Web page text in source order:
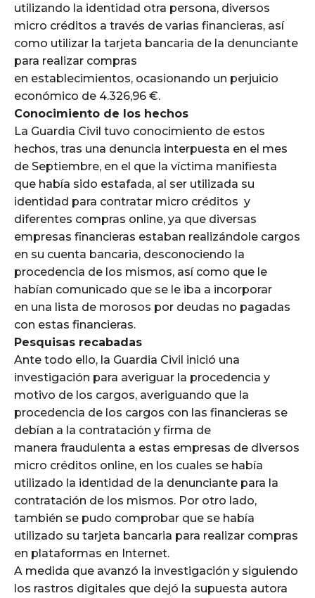
utilizando la identidad otra persona, diversos
micro créditos a través de varias financieras, así
como utilizar la tarjeta bancaria de la denunciante
para realizar compras
en establecimientos, ocasionando un perjuicio
económico de 4.326,96 €.
Conocimiento de los hechos
La Guardia Civil tuvo conocimiento de estos
hechos, tras una denuncia interpuesta en el mes
de Septiembre, en el que la víctima manifiesta
que había sido estafada, al ser utilizada su
identidad para contratar micro créditos y
diferentes compras online, ya que diversas
empresas financieras estaban realizándole cargos
en su cuenta bancaria, desconociendo la
procedencia de los mismos, así como que le
habían comunicado que se le iba a incorporar
en una lista de morosos por deudas no pagadas
con estas financieras.
Pesquisas recabadas
Ante todo ello, la Guardia Civil inició una
investigación para averiguar la procedencia y
motivo de los cargos, averiguando que la
procedencia de los cargos con las financieras se
debían a la contratación y firma de
manera fraudulenta a estas empresas de diversos
micro créditos online, en los cuales se había
utilizado la identidad de la denunciante para la
contratación de los mismos. Por otro lado,
también se pudo comprobar que se había
utilizado su tarjeta bancaria para realizar compras
en plataformas en Internet.
A medida que avanzó la investigación y siguiendo
los rastros digitales que dejó la supuesta autora